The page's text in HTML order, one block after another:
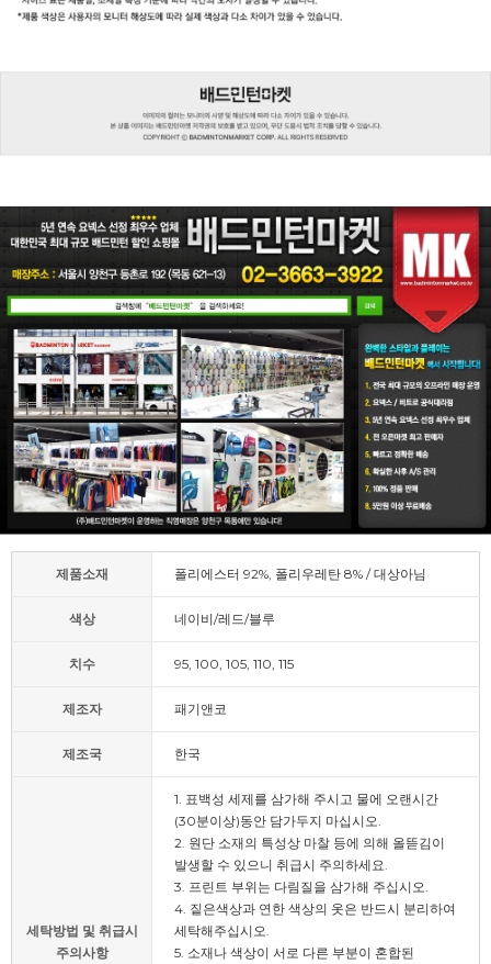
제품소재 폴리에스터 92%, 폴리우레탄 8% / 대상아님
색상 네이비/레드/블루
치수 95, 100, 105, 110, 115
제조자 패기앤코
제조국 한국
세탁방법 및 취급시
주의사항
1. 표백성 세제를 삼가해 주시고 물에 오랜시간
(30분이상)동안 담가두지 마십시오.
2. 원단 소재의 특성상 마찰 등에 의해 올뜯김이
발생할 수 있으니 취급시 주의하세요.
3. 프린트 부위는 다림질을 삼가해 주십시오.
4. 짙은색상과 연한 색상의 옷은 반드시 분리하여
세탁해주십시오.
5. 소재나 색상이 서로 다른 부분이 혼합된